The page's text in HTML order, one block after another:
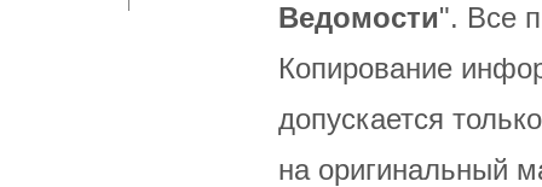
Ведомости". Все
Копирование
допускается
на оригинальный